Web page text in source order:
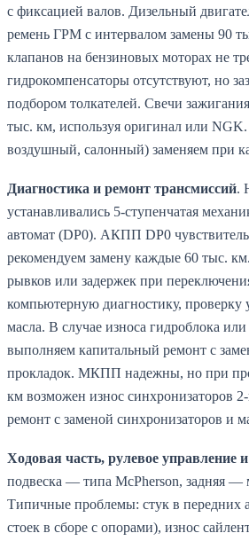
с фиксацией валов. Дизельный
ремень ГРМ с интервалом замены 90
клапанов на бензиновых моторах не
гидрокомпенсаторы отсутствуют, но
подбором толкателей. Свечи
тыс. км, используя оригинал или
воздушный, салонный) заменяем при
Диагностика и ремонт трансмиссий.
устанавливались 5-ступенчатая
автомат (DP0). АКПП DP0
рекомендуем замену каждые 60 тыс.
рывков или задержек при
компьютерную диагностику, проверку
масла. В случае износа гидроблока
выполняем капитальный ремонт с
прокладок. МКПП надежны, но при
км возможен износ синхронизаторов
ремонт с заменой синхронизаторов и
Ходовая часть, рулевое управление
подвеска — типа McPherson, задняя —
Типичные проблемы: стук в передних
стоек в сборе с опорами), износ